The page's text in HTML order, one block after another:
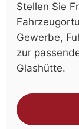
Stellen Sie
Gewerbe,
zur
Glashütte.